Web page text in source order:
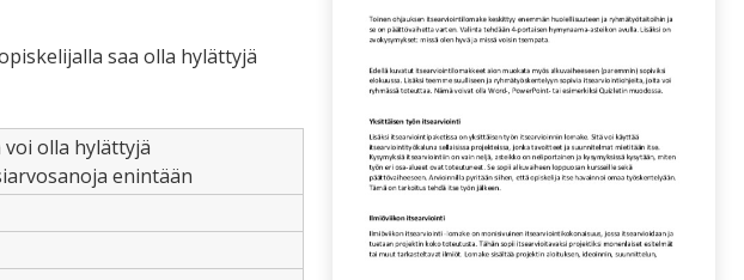
saa olla hylättyjä
voi olla hylättyjä
enintään